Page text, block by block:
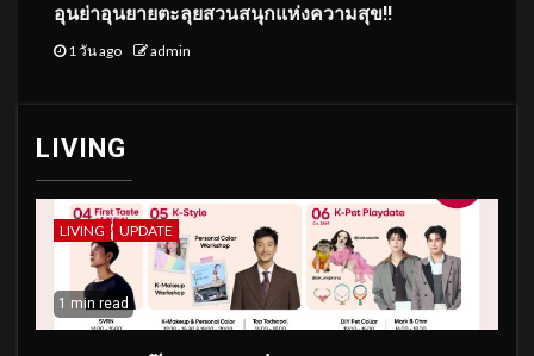
อุนย่าอุนยายตะลุยสวนสนุกแห่งความสุข!!
1 วัน ago admin
LIVING
LIVING UPDATE
1 min read